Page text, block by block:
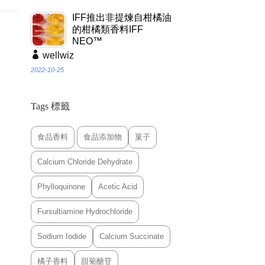
IFF推出非提煉自柑橘油
的柑橘類香料IFF
NEO™
wellwiz
2022-10-25
Tags 標籤
食品香料 食品添加物 菓子
Calcium Chloride Dehydrate
Phylloquinone Acetic Acid
Fursultiamine Hydrochloride
Sodium Iodide Calcium Succinate
橘子香料 甜菊醣苷